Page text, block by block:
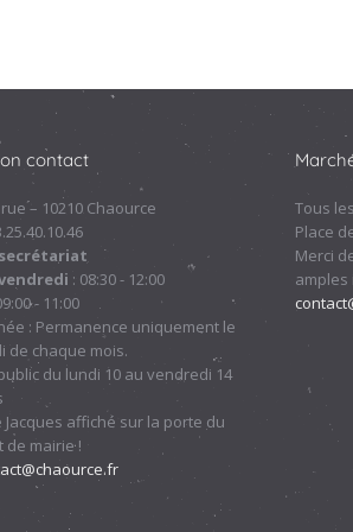
contact
– 10210 Chaource
: 08:30 - 12:00
- 11:00
: Permanence uniquement le
de chaque mois.
du lundi 10 au vendredi 14
Jacques affiché sur la porte du
de mairie !
Tous
Place
Merci
amples